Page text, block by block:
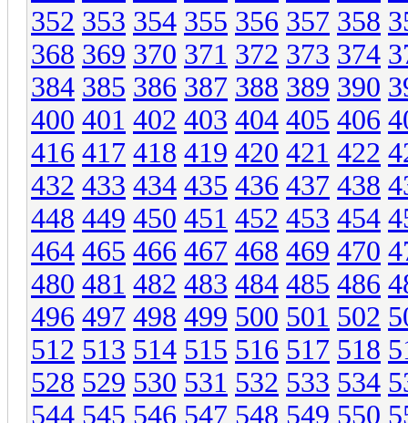
352 353 354 355 356 357 358
368 369 370 371 372 373 374
384 385 386 387 388 389 390
400 401 402 403 404 405 406
416 417 418 419 420 421 422
432 433 434 435 436 437 438
448 449 450 451 452 453 454
464 465 466 467 468 469 470
480 481 482 483 484 485 486
496 497 498 499 500 501 502
512 513 514 515 516 517 518
528 529 530 531 532 533 534
544 545 546 547 548 549 550